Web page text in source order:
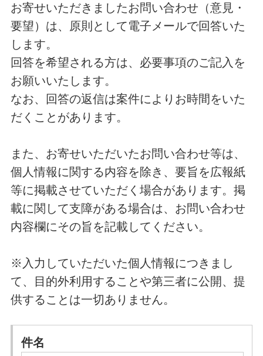
お寄せいただきましたお問い合わせ（意見・
要望）は、原則として電子メールで回答いた
します。
回答を希望される方は、必要事項のご記入を
お願いいたします。
なお、回答の返信は案件によりお時間をいた
だくことがあります。
また、お寄せいただいたお問い合わせ等は、
個人情報に関する内容を除き、要旨を広報紙
等に掲載させていただく場合があります。掲
載に関して支障がある場合は、お問い合わせ
内容欄にその旨を記載してください。
※入力していただいた個人情報につきまし
て、目的外利用することや第三者に公開、提
供することは一切ありません。
件名